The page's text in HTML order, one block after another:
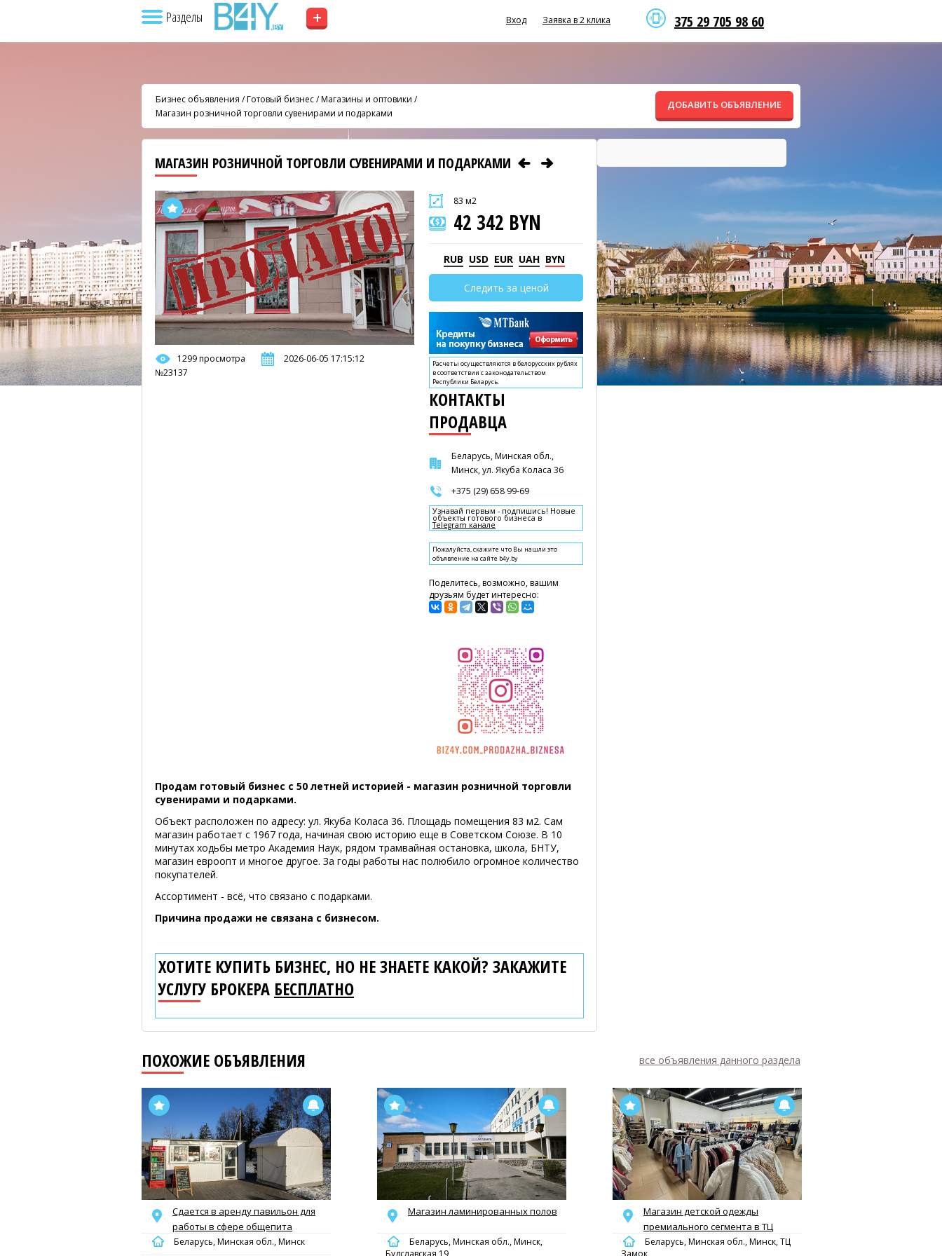
Разделы + 375 29 705 98 60
Вход Заявка в 2 клика
Бизнес объявления /Готовый бизнес/Магазины и оптовики /
Магазин розничной торговли сувенирами и подарками
ДОБАВИТЬ ОБЪЯВЛЕНИЕ
МАГАЗИН РОЗНИЧНОЙ ТОРГОВЛИ СУВЕНИРАМИ И ПОДАРКАМИ
1299 просмотра
2026-06-05 17:15:12
№23137
83 м2
42 342 BYN
RUB USD EUR UAH BYN
Следить за ценой
Расчеты осуществляются в белорусских рублях
в соответствии с законодательством
Республики Беларусь.
КОНТАКТЫ
ПРОДАВЦА
Беларусь, Минская обл.,
Минск, ул. Якуба Коласа 36
+375 (29) 658 99-69
Узнавай первым - подпишись! Новые
объекты готового бизнеса в
Telegram канале
Пожалуйста, скажите что Вы нашли это
объявление на сайте b4y.by
Поделитесь, возможно, вашим
друзьям будет интересно:
Продам готовый бизнес с 50 летней историей - магазин розничной торговли
сувенирами и подарками.
Объект расположен по адресу: ул. Якуба Коласа 36. Площадь помещения 83 м2. Сам
магазин работает с 1967 года, начиная свою историю еще в Советском Союзе. В 10
минутах ходьбы метро Академия Наук, рядом трамвайная остановка, школа, БНТУ,
магазин евроопт и многое другое. За годы работы нас полюбило огромное количество
покупателей.
Ассортимент - всё, что связано с подарками.
Причина продажи не связана с бизнесом.
ХОТИТЕ КУПИТЬ БИЗНЕС, НО НЕ ЗНАЕТЕ КАКОЙ? ЗАКАЖИТЕ
УСЛУГУ БРОКЕРА БЕСПЛАТНО
ПОХОЖИЕ ОБЪЯВЛЕНИЯ все объявления данного раздела
Сдается в аренду павильон для
работы в сфере общепита
Беларусь, Минская обл., Минск
Магазин ламинированных полов
Беларусь, Минская обл., Минск,
Будславская 19
Магазин детской одежды
премиального сегмента в ТЦ
Беларусь, Минская обл., Минск, ТЦ
Замок